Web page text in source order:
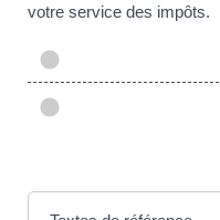
votre service des impôts.